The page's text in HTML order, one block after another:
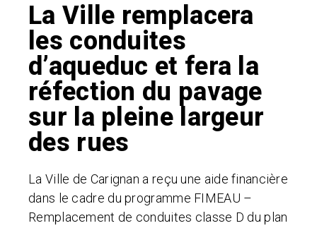
La Ville remplacera
les conduites
d’aqueduc et fera la
réfection du pavage
sur la pleine largeur
des rues
La Ville de Carignan a reçu une aide financière
dans le cadre du programme FIMEAU –
Remplacement de conduites classe D du plan